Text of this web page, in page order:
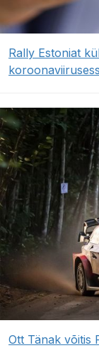
Rally Estoniat
Ott Tänak võitis